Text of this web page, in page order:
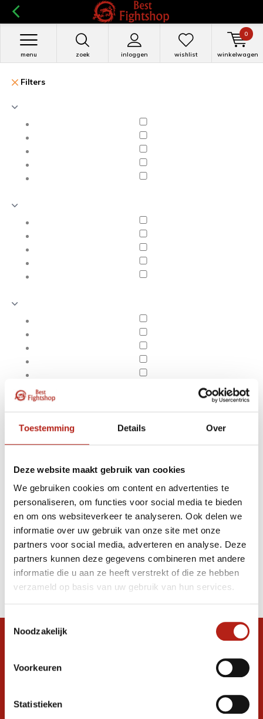
Toestemming Details Over
Deze website maakt gebruik van cookies
We gebruiken cookies om content en advertenties te
personaliseren, om functies voor social media te bieden
en om ons websiteverkeer te analyseren. Ook delen we
informatie over uw gebruik van onze site met onze
partners voor social media, adverteren en analyse. Deze
partners kunnen deze gegevens combineren met andere
informatie die u aan ze heeft verstrekt of die ze hebben
verzameld op basis van uw gebruik van hun services.
Toestemmingsselectie
Noodzakelijk
Voorkeuren
Statistieken
zoek inloggen
menu wishlist winkelwagen
0
Filters
Apply filters
Producten getagd met
Affliction Cherokee T-
Shirt
Producten
Filter
Stel je vraag in de chat, en we helpen je
graag verder. 24/7
Volg ons